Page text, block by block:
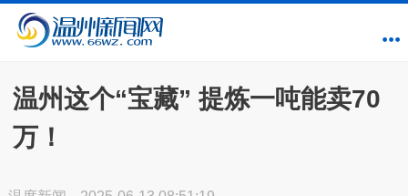
温州这个“宝藏” 提炼一吨能卖70
万！